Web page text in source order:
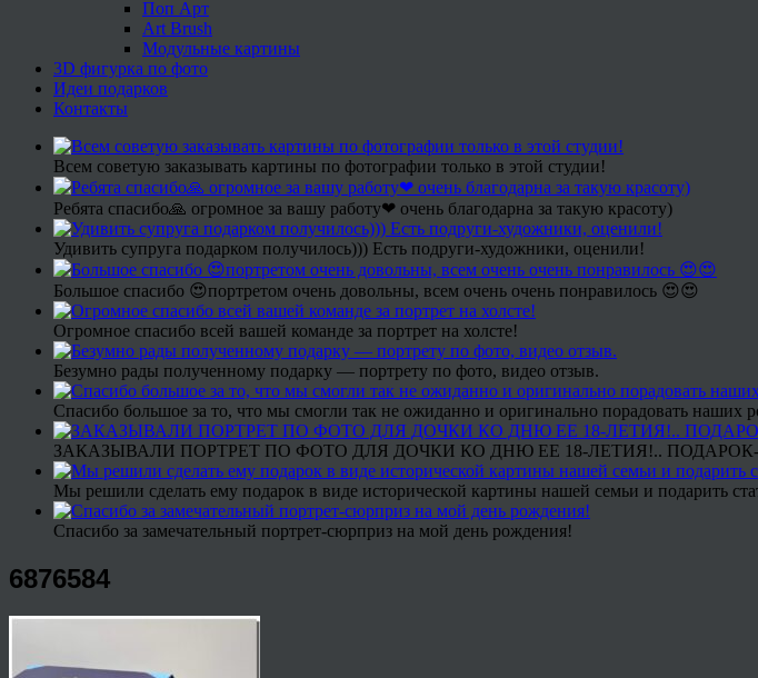
Поп Арт
Art Brush
Модульные картины
3D фигурка по фото
Идеи подарков
Контакты
Всем советую заказывать картины по фотографии только в этой студии!
Ребята спасибо🙏 огромное за вашу работу❤ очень благодарна за такую красоту)
Удивить супруга подарком получилось))) Есть подруги-художники, оценили!
Большое спасибо 😍портретом очень довольны, всем очень очень понравилось 😍😍
Огромное спасибо всей вашей команде за портрет на холсте!
Безумно рады полученному подарку — портрету по фото, видео отзыв.
Спасибо большое за то, что мы смогли так не ожиданно и оригинально порадовать наших
ЗАКАЗЫВАЛИ ПОРТРЕТ ПО ФОТО ДЛЯ ДОЧКИ КО ДНЮ ЕЕ 18-ЛЕТИЯ!..
Мы решили сделать ему подарок в виде исторической картины нашей семьи и подарить
Спасибо за замечательный портрет-сюрприз на мой день рождения!
6876584